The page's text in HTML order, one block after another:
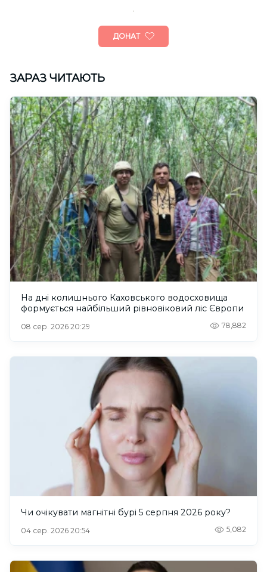
ДОНАТ
ЗАРАЗ ЧИТАЮТЬ
На дні колишнього Каховського водосховища
формується найбільший рівновіковий ліс Європи
08 сер. 2026 20:29 78,882
Чи очікувати магнітні бурі 5 серпня 2026 року?
04 сер. 2026 20:54 5,082